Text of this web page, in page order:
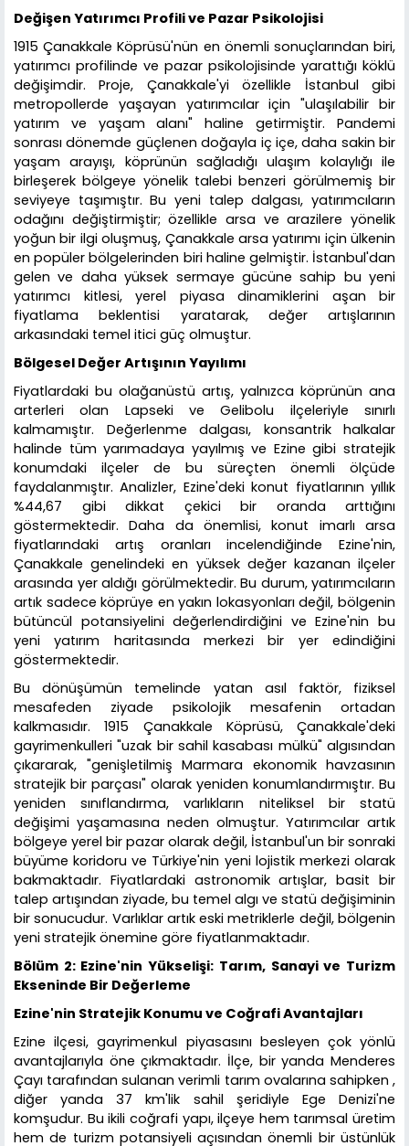
Değişen Yatırımcı Profili ve Pazar Psikolojisi
1915 Çanakkale Köprüsü'nün en önemli sonuçlarından biri,
yatırımcı profilinde ve pazar psikolojisinde yarattığı köklü
değişimdir. Proje, Çanakkale'yi özellikle İstanbul gibi
metropollerde yaşayan yatırımcılar için "ulaşılabilir bir
yatırım ve yaşam alanı" haline getirmiştir. Pandemi
sonrası dönemde güçlenen doğayla iç içe, daha sakin bir
yaşam arayışı, köprünün sağladığı ulaşım kolaylığı ile
birleşerek bölgeye yönelik talebi benzeri görülmemiş bir
seviyeye taşımıştır. Bu yeni talep dalgası, yatırımcıların
odağını değiştirmiştir; özellikle arsa ve arazilere yönelik
yoğun bir ilgi oluşmuş, Çanakkale arsa yatırımı için ülkenin
en popüler bölgelerinden biri haline gelmiştir. İstanbul'dan
gelen ve daha yüksek sermaye gücüne sahip bu yeni
yatırımcı kitlesi, yerel piyasa dinamiklerini aşan bir
fiyatlama beklentisi yaratarak, değer artışlarının
arkasındaki temel itici güç olmuştur.
Bölgesel Değer Artışının Yayılımı
Fiyatlardaki bu olağanüstü artış, yalnızca köprünün ana
arterleri olan Lapseki ve Gelibolu ilçeleriyle sınırlı
kalmamıştır. Değerlenme dalgası, konsantrik halkalar
halinde tüm yarımadaya yayılmış ve Ezine gibi stratejik
konumdaki ilçeler de bu süreçten önemli ölçüde
faydalanmıştır. Analizler, Ezine'deki konut fiyatlarının yıllık
%44,67 gibi dikkat çekici bir oranda arttığını
göstermektedir. Daha da önemlisi, konut imarlı arsa
fiyatlarındaki artış oranları incelendiğinde Ezine'nin,
Çanakkale genelindeki en yüksek değer kazanan ilçeler
arasında yer aldığı görülmektedir. Bu durum, yatırımcıların
artık sadece köprüye en yakın lokasyonları değil, bölgenin
bütüncül potansiyelini değerlendirdiğini ve Ezine'nin bu
yeni yatırım haritasında merkezi bir yer edindiğini
göstermektedir.
Bu dönüşümün temelinde yatan asıl faktör, fiziksel
mesafeden ziyade psikolojik mesafenin ortadan
kalkmasıdır. 1915 Çanakkale Köprüsü, Çanakkale'deki
gayrimenkulleri "uzak bir sahil kasabası mülkü" algısından
çıkararak, "genişletilmiş Marmara ekonomik havzasının
stratejik bir parçası" olarak yeniden konumlandırmıştır. Bu
yeniden sınıflandırma, varlıkların niteliksel bir statü
değişimi yaşamasına neden olmuştur. Yatırımcılar artık
bölgeye yerel bir pazar olarak değil, İstanbul'un bir sonraki
büyüme koridoru ve Türkiye'nin yeni lojistik merkezi olarak
bakmaktadır. Fiyatlardaki astronomik artışlar, basit bir
talep artışından ziyade, bu temel algı ve statü değişiminin
bir sonucudur. Varlıklar artık eski metriklerle değil, bölgenin
yeni stratejik önemine göre fiyatlanmaktadır.
Bölüm 2: Ezine'nin Yükselişi: Tarım, Sanayi ve Turizm
Ekseninde Bir Değerleme
Ezine'nin Stratejik Konumu ve Coğrafi Avantajları
Ezine ilçesi, gayrimenkul piyasasını besleyen çok yönlü
avantajlarıyla öne çıkmaktadır. İlçe, bir yanda Menderes
Çayı tarafından sulanan verimli tarım ovalarına sahipken ,
diğer yanda 37 km'lik sahil şeridiyle Ege Denizi'ne
komşudur. Bu ikili coğrafi yapı, ilçeye hem tarımsal üretim
hem de turizm potansiyeli açısından önemli bir üstünlük